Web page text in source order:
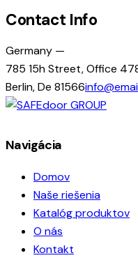
Contact Info
Germany —
785 15h Street, Office
Berlin, De 81566
Navigácia
Domov
Naše riešenia
Katalóg produktov
O nás
Kontakt